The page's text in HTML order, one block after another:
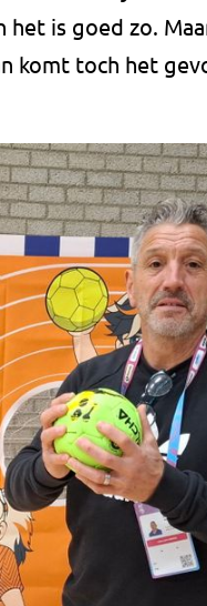
het is goed zo.
komt toch het